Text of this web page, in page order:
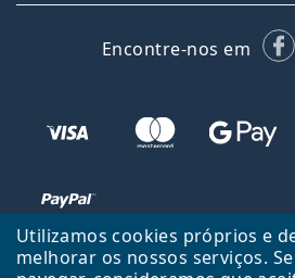
Utilizamos cookies próprios e
melhorar os nossos serviços.
Encontre-nos em